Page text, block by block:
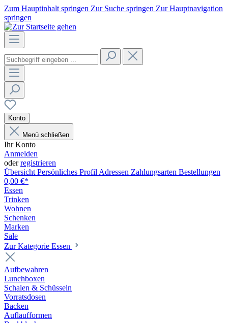
Zum Hauptinhalt springen Zur Suche springen Zur Hauptnavigation
springen
Konto
Menü schließen
Ihr Konto
Anmelden
oderregistrieren
Übersicht Persönliches Profil Adressen Zahlungsarten Bestellungen
0,00 €*
Essen
Trinken
Wohnen
Schenken
Marken
Sale
Zur Kategorie Essen
Aufbewahren
Lunchboxen
Schalen & Schüsseln
Vorratsdosen
Backen
Auflaufformen